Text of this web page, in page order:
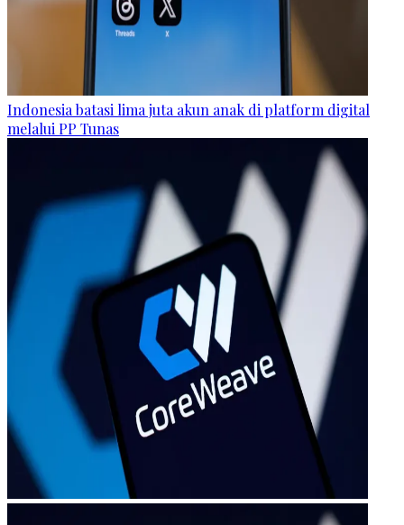
Indonesia batasi lima juta akun anak di platform digital
melalui PP Tunas